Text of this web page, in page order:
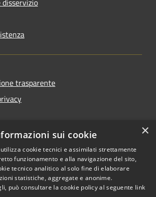
trasparente
di accessibilità
Copyright © 2026 • Comune di
Cellole • Powered by
×
sui cookie
cookie tecnici e assimilati strettamente
funzionamento e alla navigazione del sito,
tecnico analitico al solo fine di elaborare
statistiche, aggregate e anonime.
può consultare la cookie policy al seguente link